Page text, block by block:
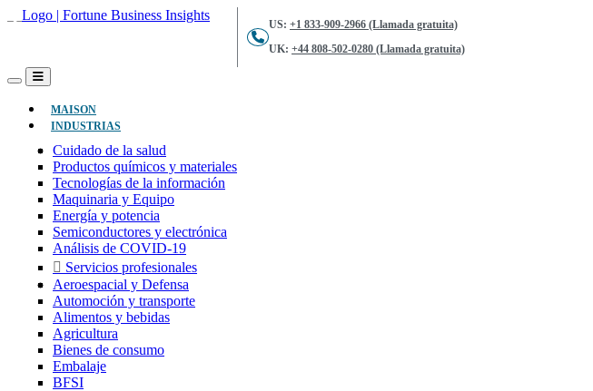
US: +1 833-909-2966 (Llamada gratuita)
UK: +44 808-502-0280 (Llamada gratuita)
MAISON(ACTUAL)
INDUSTRIAS
Cuidado de la salud
Productos químicos y materiales
Tecnologías de la información
Maquinaria y Equipo
Energía y potencia
Semiconductores y electrónica
Análisis de COVID-19
Servicios profesionales
Aeroespacial y Defensa
Automoción y transporte
Alimentos y bebidas
Agricultura
Bienes de consumo
Embalaje
BFSI